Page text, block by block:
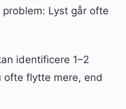
Lyst går ofte
identificere 1–2
ofte flytte mere, end